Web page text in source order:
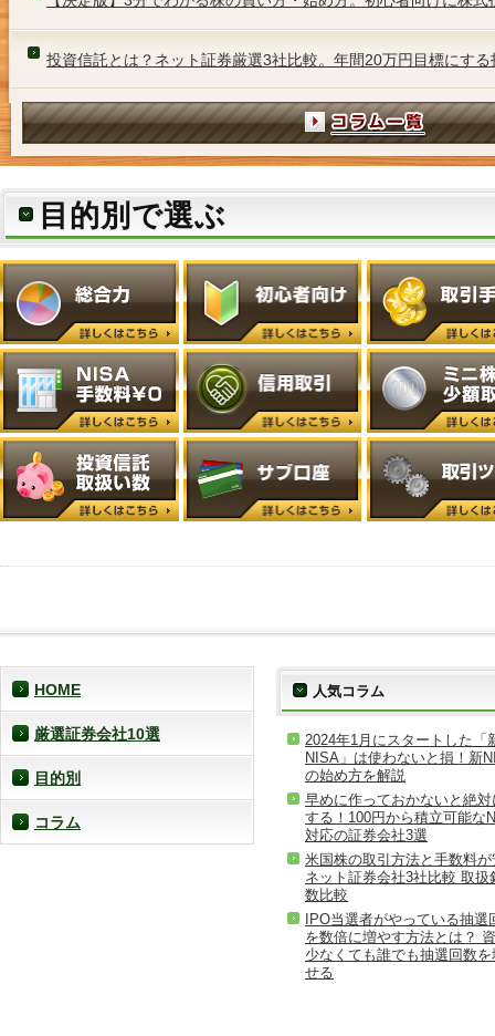
投資信託とは？ネット証券厳選3社比較。年間20万円目標にす
目的別で選ぶ
HOME
厳選証券会社10選
目的別
コラム
人気コラム
2024年1月にスタートした「
NISA」は使わないと損！新
の始め方を解説
早めに作っておかないと絶対
する！100円から積立可能な
対応の証券会社3選
米国株の取引方法と手数料が
ネット証券会社3社比較 取扱
数比較
IPO当選者がやっている抽選
を数倍に増やす方法とは？
少なくても誰でも抽選回数を
せる